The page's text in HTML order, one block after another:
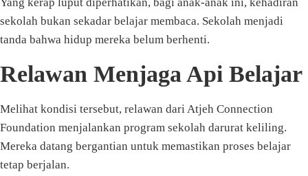
sekolah bukan sekadar belajar membaca. Sekolah menjadi
tanda bahwa hidup mereka belum berhenti.
Relawan Menjaga Api Belajar
Melihat kondisi tersebut, relawan dari Atjeh Connection
Foundation menjalankan program sekolah darurat keliling.
Mereka datang bergantian untuk memastikan proses belajar
tetap berjalan.